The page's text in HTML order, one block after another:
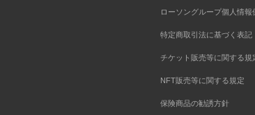
ローソングループ個人情報
特定商取引法に基づく表記
チケット販売等に関する規
NFT販売等に関する規定
保険商品の勧誘方針